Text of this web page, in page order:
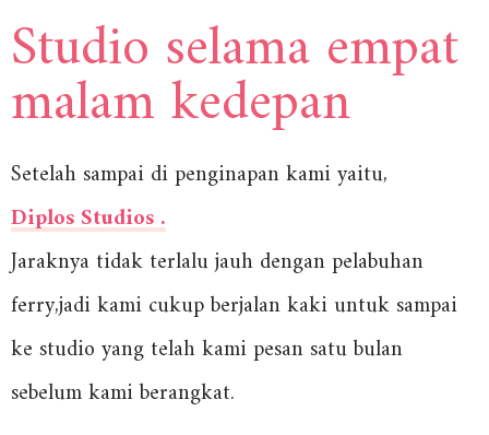
Studio selama empat
malam kedepan
Setelah sampai di penginapan kami yaitu,
Diplos Studios .
Jaraknya tidak terlalu jauh dengan pelabuhan
ferry,jadi kami cukup berjalan kaki untuk sampai
ke studio yang telah kami pesan satu bulan
sebelum kami berangkat.